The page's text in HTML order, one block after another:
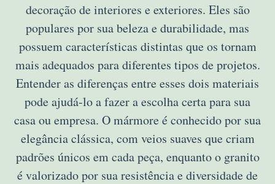
decoração de interiores e exteriores. Eles são
populares por sua beleza e durabilidade, mas
possuem características distintas que os tornam
mais adequados para diferentes tipos de projetos.
Entender as diferenças entre esses dois materiais
pode ajudá-lo a fazer a escolha certa para sua
casa ou empresa. O mármore é conhecido por sua
elegância clássica, com veios suaves que criam
padrões únicos em cada peça, enquanto o granito
é valorizado por sua resistência e diversidade de